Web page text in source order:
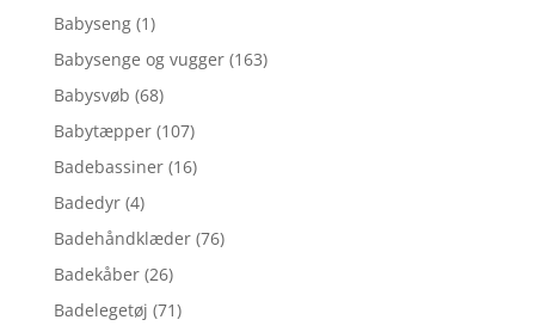
Babyseng (1)
Babysenge og vugger (163)
Babysvøb (68)
Babytæpper (107)
Badebassiner (16)
Badedyr (4)
Badehåndklæder (76)
Badekåber (26)
Badelegetøj (71)